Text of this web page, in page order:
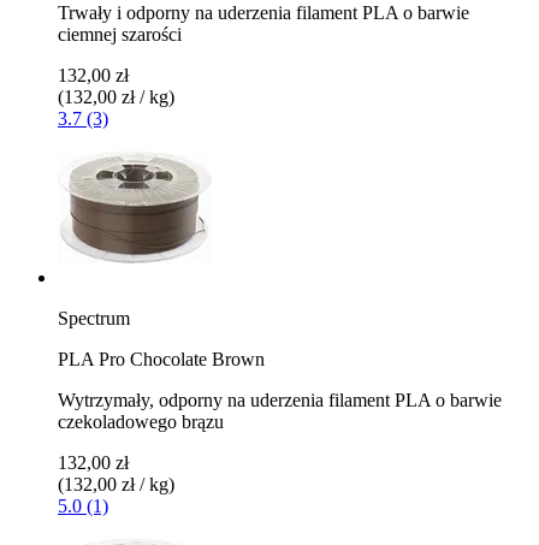
Trwały i odporny na uderzenia filament PLA o barwie
ciemnej szarości
132,00 zł
(132,00 zł / kg)
3.7 (3)
Spectrum
PLA Pro Chocolate Brown
Wytrzymały, odporny na uderzenia filament PLA o barwie
czekoladowego brązu
132,00 zł
(132,00 zł / kg)
5.0 (1)